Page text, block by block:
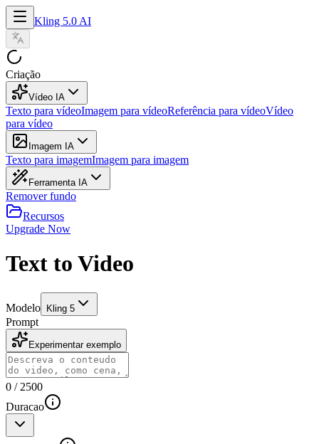
Kling 5.0 AI
Criação
Vídeo IA
Texto para vídeoImagem para vídeoReferência para vídeoVídeo
para vídeo
Imagem IA
Texto para imagemImagem para imagem
Ferramenta IA
Remover fundo
Recursos
Upgrade Now
Text to Video
Modelo Kling 5
Prompt
Experimentar exemplo
0 / 2500
Duracao